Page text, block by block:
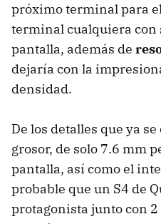
próximo terminal para
terminal cualquiera con
pantalla, además de
dejaría con la
densidad.
De los detalles que ya
grosor, de solo 7.6 mm
pantalla, así como el
probable que un S4 de
protagonista junto con 2